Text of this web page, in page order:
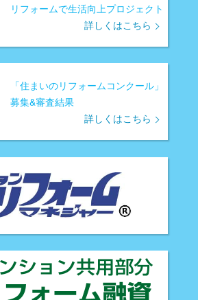
リフォームで生活向上プロジェクト
詳しくはこちら
「住まいのリフォームコンクール」
募集&審査結果
詳しくはこちら